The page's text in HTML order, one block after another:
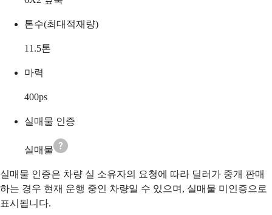
톤수(최대적재량)
11.5톤
마력
400ps
실매물 인증
실매물
실매물 인증은 차량 실 소유자의 요청에 따라 딜러가 중개 판매
하는 경우 현재 운행 중인 차량일 수 있으며, 실매물 미인증으로
표시됩니다.